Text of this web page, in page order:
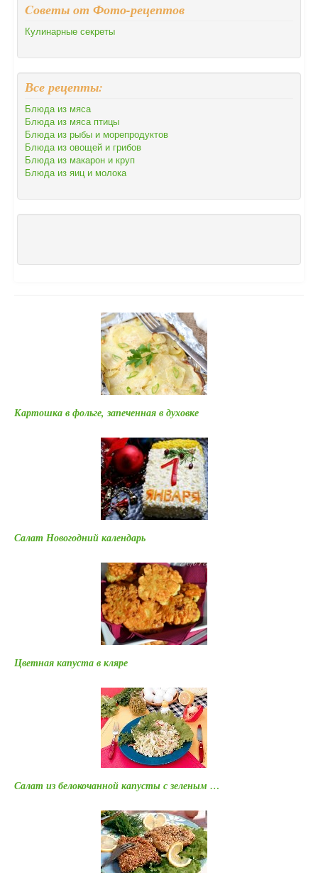
Cоветы от Фото-рецептов
Кулинарные секреты
Все рецепты:
Блюда из мяса
Блюда из мяса птицы
Блюда из рыбы и морепродуктов
Блюда из овощей и грибов
Блюда из макарон и круп
Блюда из яиц и молока
Картошка в фольге, запеченная в духовке
Салат Новогодний календарь
Цветная капуста в кляре
Салат из белокочанной капусты с зеленым …